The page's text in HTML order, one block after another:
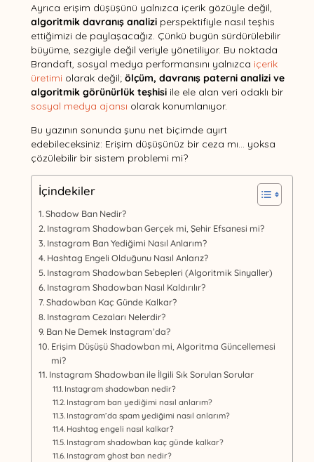
Ayrıca erişim düşüşünü yalnızca içerik gözüyle değil,
algoritmik davranış analiziperspektifiyle nasıl teşhis
ettiğimizi de paylaşacağız. Çünkü bugün sürdürülebilir
büyüme, sezgiyle değil veriyle yönetiliyor. Bu noktada
Brandaft, sosyal medya performansını yalnızca içerik
üretimi olarak değil; ölçüm, davranış paterni analizi ve
algoritmik görünürlük teşhisiile ele alan veri odaklı bir
sosyal medya ajansı olarak konumlanıyor.
Bu yazının sonunda şunu net biçimde ayırt
edebileceksiniz: Erişim düşüşünüz bir ceza mı… yoksa
çözülebilir bir sistem problemi mi?
İçindekiler
Shadow Ban Nedir?
Instagram Shadowban Gerçek mi, Şehir Efsanesi mi?
Instagram Ban Yediğimi Nasıl Anlarım?
Hashtag Engeli Olduğunu Nasıl Anlarız?
Instagram Shadowban Sebepleri (Algoritmik Sinyaller)
Instagram Shadowban Nasıl Kaldırılır?
Shadowban Kaç Günde Kalkar?
Instagram Cezaları Nelerdir?
Ban Ne Demek Instagram’da?
Erişim Düşüşü Shadowban mi, Algoritma Güncellemesi
mi?
Instagram Shadowban ile İlgili Sık Sorulan Sorular
Instagram shadowban nedir?
Instagram ban yediğimi nasıl anlarım?
Instagram’da spam yediğimi nasıl anlarım?
Hashtag engeli nasıl kalkar?
Instagram shadowban kaç günde kalkar?
Instagram ghost ban nedir?